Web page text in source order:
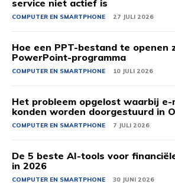
service niet actief is
COMPUTER EN SMARTPHONE 27 JULI 2026
Hoe een PPT-bestand te openen
PowerPoint-programma
COMPUTER EN SMARTPHONE 10 JULI 2026
Het probleem opgelost waarbij e-
konden worden doorgestuurd in
COMPUTER EN SMARTPHONE 7 JULI 2026
De 5 beste AI-tools voor
in 2026
COMPUTER EN SMARTPHONE 30 JUNI 2026